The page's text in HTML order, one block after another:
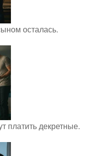
осталась.
платить декретные.